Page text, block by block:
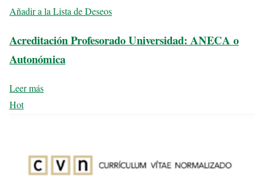
Añadir a la Lista de Deseos
Acreditación Profesorado Universidad: ANECA o
Autonómica
Leer más
Hot